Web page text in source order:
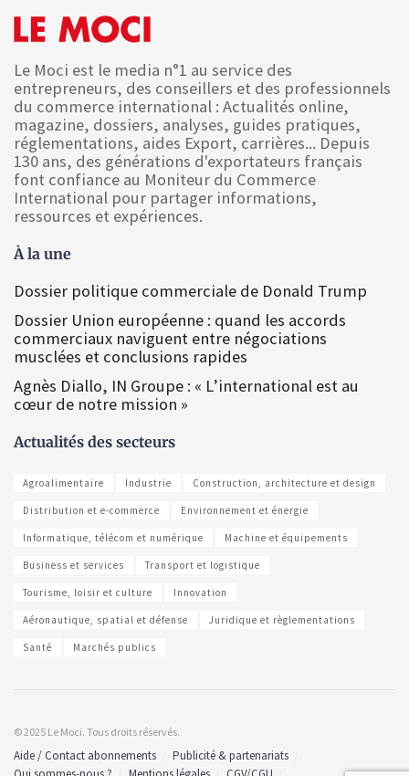
Le Moci est le media n°1 au service des
entrepreneurs, des conseillers et des professionnels
du commerce international : Actualités online,
magazine, dossiers, analyses, guides pratiques,
réglementations, aides Export, carrières... Depuis
130 ans, des générations d'exportateurs français
font confiance au Moniteur du Commerce
International pour partager informations,
ressources et expériences.
À la une
Dossier politique commerciale de Donald Trump
Dossier Union européenne : quand les accords
commerciaux naviguent entre négociations
musclées et conclusions rapides
Agnès Diallo, IN Groupe : « L’international est au
cœur de notre mission »
Actualités des secteurs
Agroalimentaire Industrie Construction, architecture et design
Distribution et e-commerce Environnement et énergie
Informatique, télécom et numérique Machine et équipements
Business et services Transport et logistique
Tourisme, loisir et culture Innovation
Aéronautique, spatial et défense Juridique et règlementations
Santé Marchés publics
© 2025 Le Moci. Tous droits réservés.
Aide / Contact abonnements
Publicité & partenariats